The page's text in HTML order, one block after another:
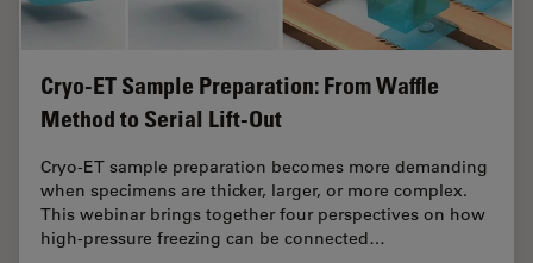
Cryo-ET Sample Preparation: From Waffle
Method to Serial Lift-Out
Cryo-ET sample preparation becomes more demanding
when specimens are thicker, larger, or more complex.
This webinar brings together four perspectives on how
high-pressure freezing can be connected…